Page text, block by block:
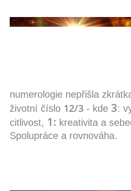
Aby
numerologie nepřišla
životní číslo 12/3 - kde 3:
citlivost, 1: kreativita a
Spolupráce a rovnováha.